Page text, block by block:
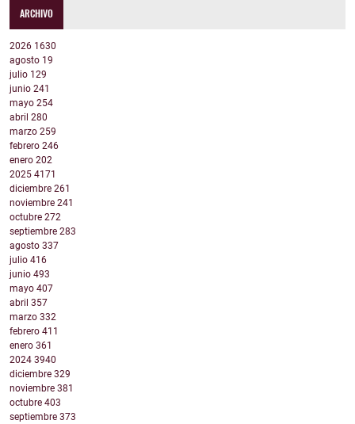
ARCHIVO
2026 1630
agosto 19
julio 129
junio 241
mayo 254
abril 280
marzo 259
febrero 246
enero 202
2025 4171
diciembre 261
noviembre 241
octubre 272
septiembre 283
agosto 337
julio 416
junio 493
mayo 407
abril 357
marzo 332
febrero 411
enero 361
2024 3940
diciembre 329
noviembre 381
octubre 403
septiembre 373